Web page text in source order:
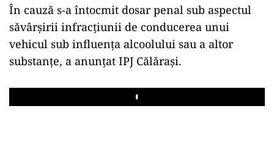
În cauză s-a întocmit dosar penal sub aspectul
săvârșirii infracţiunii de conducerea unui
vehicul sub influența alcoolului sau a altor
substanțe, a anunțat IPJ Călărași.
Play